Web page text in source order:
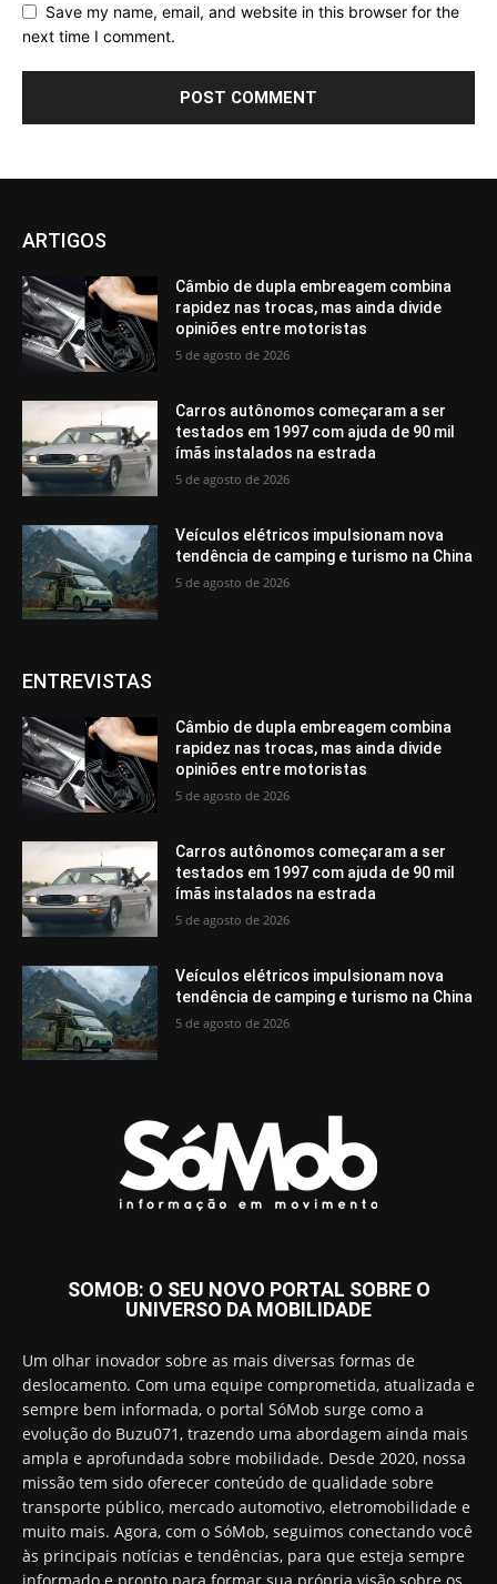
Save my name, email, and website in this browser for the
next time I comment.
ARTIGOS
Câmbio de dupla embreagem combina
rapidez nas trocas, mas ainda divide
opiniões entre motoristas
5 de agosto de 2026
Carros autônomos começaram a ser
testados em 1997 com ajuda de 90 mil
ímãs instalados na estrada
5 de agosto de 2026
Veículos elétricos impulsionam nova
tendência de camping e turismo na China
5 de agosto de 2026
ENTREVISTAS
Câmbio de dupla embreagem combina
rapidez nas trocas, mas ainda divide
opiniões entre motoristas
5 de agosto de 2026
Carros autônomos começaram a ser
testados em 1997 com ajuda de 90 mil
ímãs instalados na estrada
5 de agosto de 2026
Veículos elétricos impulsionam nova
tendência de camping e turismo na China
5 de agosto de 2026
SOMOB: O SEU NOVO PORTAL SOBRE O
UNIVERSO DA MOBILIDADE
Um olhar inovador sobre as mais diversas formas de
deslocamento. Com uma equipe comprometida, atualizada e
sempre bem informada, o portal SóMob surge como a
evolução do Buzu071, trazendo uma abordagem ainda mais
ampla e aprofundada sobre mobilidade. Desde 2020, nossa
missão tem sido oferecer conteúdo de qualidade sobre
transporte público, mercado automotivo, eletromobilidade e
muito mais. Agora, com o SóMob, seguimos conectando você
às principais notícias e tendências, para que esteja sempre